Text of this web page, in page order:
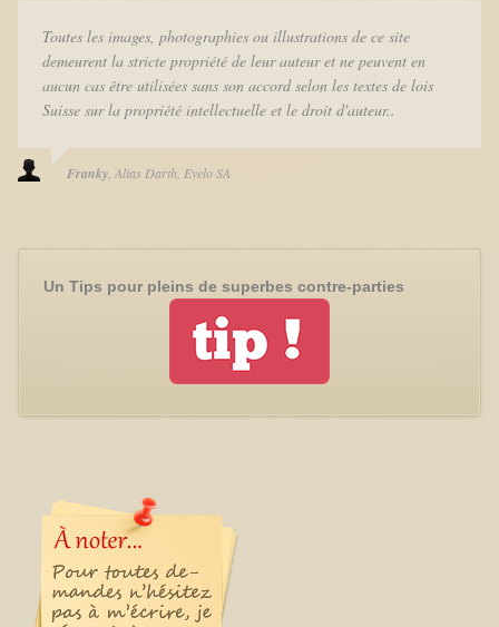
Toutes les images, photographies ou illustrations de ce site
demeurent la stricte propriété de leur auteur et ne peuvent en
aucun cas être utilisées sans son accord selon les textes de lois
Suisse sur la propriété intellectuelle et le droit d'auteur..
Franky Alias Darth Eyelo SA
Un Tips pour pleins de superbes contre-parties